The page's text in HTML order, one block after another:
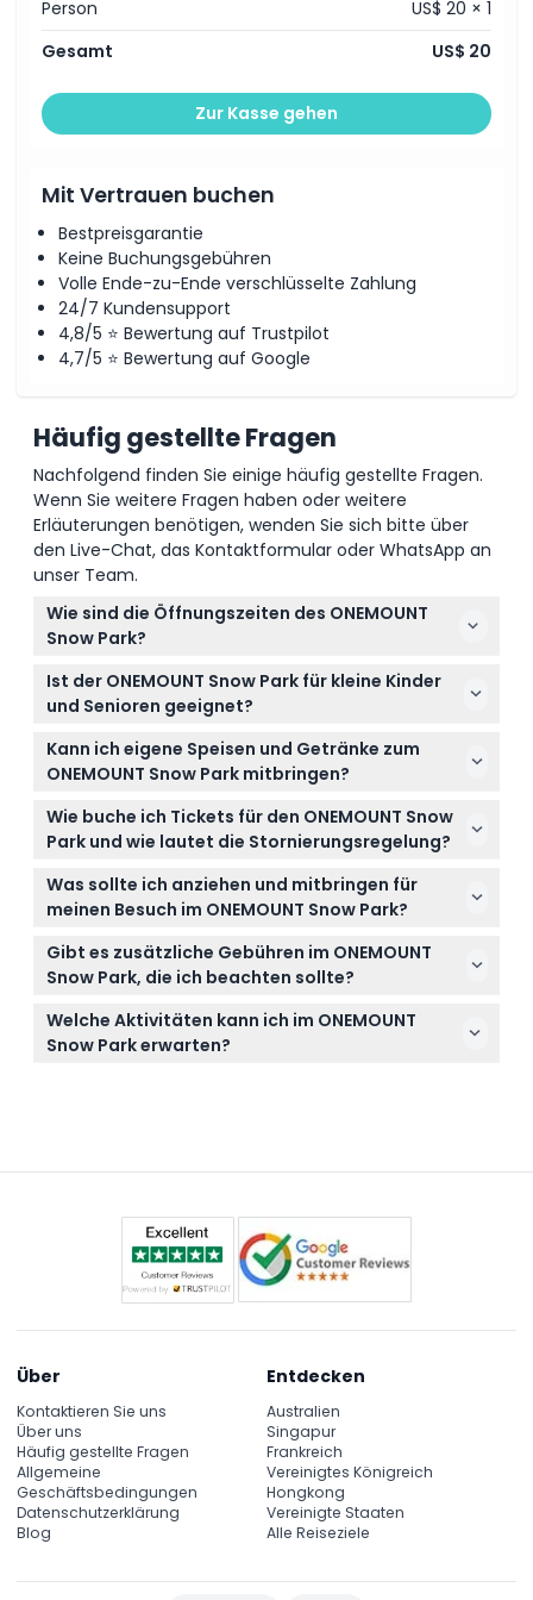
Öffnungszeiten
Wie man dorthin gelangt
So lösen Sie ein
Kleiderordnung
Stornierungsbedingungen
Person
US$ 20 × 1
Gesamt
US$ 20
Zur Kasse gehen
Mit Vertrauen buchen
Bestpreisgarantie
Keine Buchungsgebühren
Volle Ende-zu-Ende verschlüsselte Zahlung
24/7 Kundensupport
4,8/5 ⭐ Bewertung auf Trustpilot
4,7/5 ⭐ Bewertung auf Google
Häufig gestellte Fragen
Nachfolgend finden Sie einige häufig gestellte Fragen.
Wenn Sie weitere Fragen haben oder weitere
Erläuterungen benötigen, wenden Sie sich bitte über
den Live-Chat, das Kontaktformular oder WhatsApp an
unser Team.
Wie sind die Öffnungszeiten des ONEMOUNT
Snow Park?
Der ONEMOUNT Snow Park ist an Wochentagen von
10:00 bis 18:00 Uhr geöffnet und am Wochenende
von 10:00 bis 20:00 Uhr, wobei der Ticketverkauf
eine Stunde vor Schließung endet (Änderungen
vorbehalten – bitte bestätigen Sie dies bei der
Ist der ONEMOUNT Snow Park für kleine Kinder
und Senioren geeignet?
Der Park heißt Besucher ab 3 Jahren willkommen,
Kinder unter 3 Jahren haben freien Eintritt, wenn Sie
ihren Reisepass mitbringen. Für Senioren oder
Personen mit gesundheitlichen Problemen wie
Bluthochdruck oder Epilepsie wird der Park jedoch
Kann ich eigene Speisen und Getränke zum
ONEMOUNT Snow Park mitbringen?
Außerhalb mitgebrachte Speisen und Getränke sind
im ONEMOUNT Snow Park nicht erlaubt, planen Sie
daher, vor Ort oder in der Nähe zu essen.
Wie buche ich Tickets für den ONEMOUNT Snow
Park und wie lautet die Stornierungsregelung?
Sie können Ihre Tickets online direkt hier auf dieser
Website buchen. Bitte beachten Sie, dass Tickets
werden können, seien Sie also vor der Buchung
sicher in Ihren Plänen.
Was sollte ich anziehen und mitbringen für
meinen Besuch im ONEMOUNT Snow Park?
Ziehen Sie sich warm an, da der Park das ganze Jahr
über winterliche Temperaturen hält. Tragen Sie
Sicherheitsschuhe, da hohe Absätze und rutschiges
Schuhwerk nicht erlaubt sind, und Sie können vor
Ort Schlittschuhe mieten, wenn Sie Eislaufen
Gibt es zusätzliche Gebühren im ONEMOUNT
Snow Park, die ich beachten sollte?
Der Eintritt beinhaltet den ganztägigen Zugang,
aber die Schlittschuhmiete kostet 6.000 KRW pro
Welche Aktivitäten kann ich im ONEMOUNT
Snow Park erwarten?
einem winterlich gestalteten Indoor-Park.
Über
Kontaktieren Sie uns
Über uns
Häufig gestellte Fragen
Allgemeine
Geschäftsbedingungen
Datenschutzerklärung
Blog
Entdecken
Australien
Singapur
Frankreich
Vereinigtes Königreich
Hongkong
Vereinigte Staaten
Alle Reiseziele